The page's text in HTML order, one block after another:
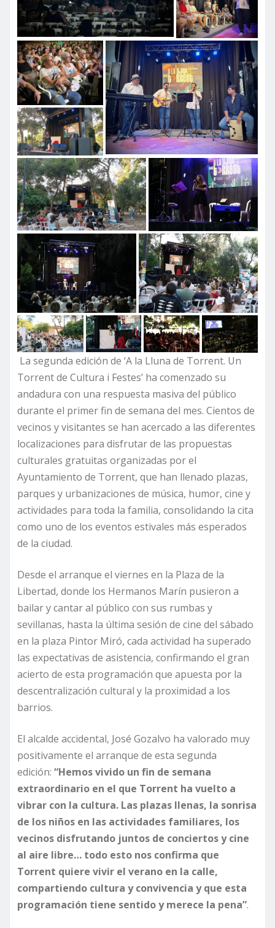
La segunda edición de ‘A la Lluna de Torrent. Un
Torrent de Cultura i Festes’ ha comenzado su
andadura con una respuesta masiva del público
durante el primer fin de semana del mes. Cientos de
vecinos y visitantes se han acercado a las diferentes
localizaciones para disfrutar de las propuestas
culturales gratuitas organizadas por el
Ayuntamiento de Torrent, que han llenado plazas,
parques y urbanizaciones de música, humor, cine y
actividades para toda la familia, consolidando la cita
como uno de los eventos estivales más esperados
de la ciudad.
Desde el arranque el viernes en la Plaza de la
Libertad, donde los Hermanos Marín pusieron a
bailar y cantar al público con sus rumbas y
sevillanas, hasta la última sesión de cine del sábado
en la plaza Pintor Miró, cada actividad ha superado
las expectativas de asistencia, confirmando el gran
acierto de esta programación que apuesta por la
descentralización cultural y la proximidad a los
barrios.
El alcalde accidental, José Gozalvo ha valorado muy
positivamente el arranque de esta segunda
edición: “Hemos vivido un fin de semana
extraordinario en el que Torrent ha vuelto a
vibrar con la cultura. Las plazas llenas, la sonrisa
de los niños en las actividades familiares, los
vecinos disfrutando juntos de conciertos y cine
al aire libre… todo esto nos confirma que
Torrent quiere vivir el verano en la calle,
compartiendo cultura y convivencia y que esta
programación tiene sentido y merece la pena”.